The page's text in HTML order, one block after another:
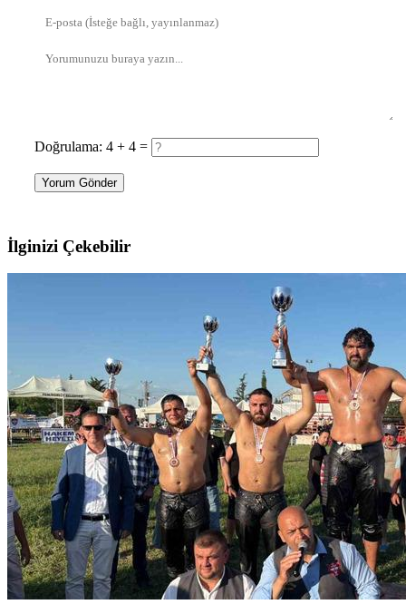
Doğrulama: 4 + 4 =
Yorum Gönder
İlginizi Çekebilir